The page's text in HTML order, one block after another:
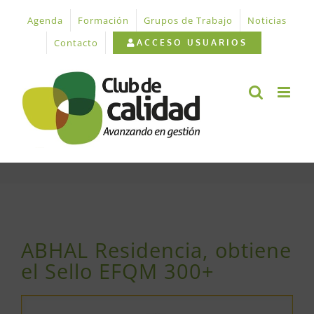
contenido
Agenda Formación Grupos de Trabajo
Noticias
Contacto
ACCESO USUARIOS
imagen
más
grande
ABHAL Residencia, obtiene
el Sello EFQM 300+